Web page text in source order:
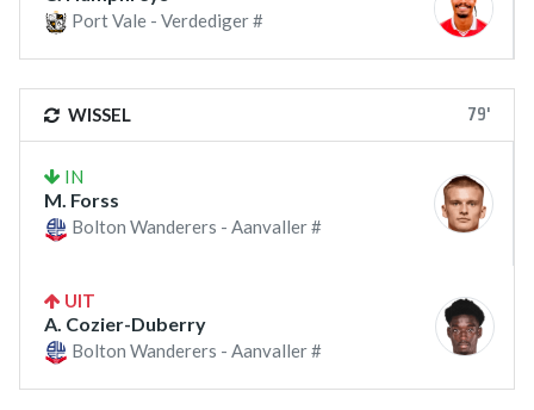
Port Vale - Verdediger #
WISSEL 79'
IN
M. Forss
Bolton Wanderers - Aanvaller #
UIT
A. Cozier-Duberry
Bolton Wanderers - Aanvaller #